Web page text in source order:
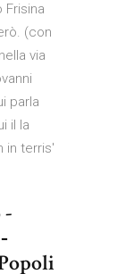
Frisina
(con
via
parla
il la
in terris'
-